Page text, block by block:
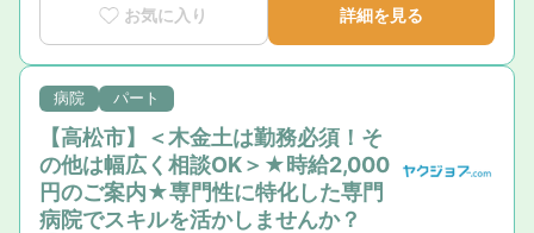
お気に入り 詳細を見る
病院 パート
【高松市】＜木金土は勤務必須！そ
の他は幅広く相談OK＞★時給2,000
円のご案内★専門性に特化した専門
病院でスキルを活かしませんか？